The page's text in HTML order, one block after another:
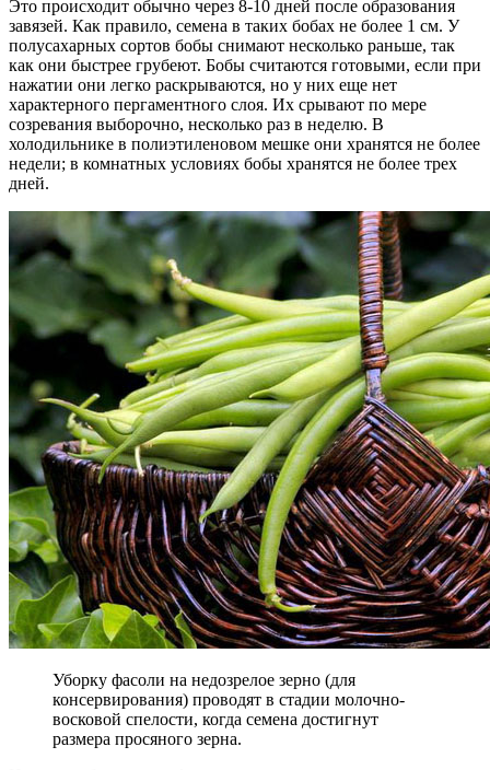
Это происходит обычно через 8-10 дней после образования
завязей. Как правило, семена в таких бобах не более 1 см. У
полусахарных сортов бобы снимают несколько раньше, так
как они быстрее грубеют. Бобы считаются готовыми, если при
нажатии они легко раскрываются, но у них еще нет
характерного пергаментного слоя. Их срывают по мере
созревания выборочно, несколько раз в неделю. В
холодильнике в полиэтиленовом мешке они хранятся не более
недели; в комнатных условиях бобы хранятся не более трех
дней.
Уборку фасоли на недозрелое зерно (для
консервирования) проводят в стадии молочно-
восковой спелости, когда семена достигнут
размера просяного зерна.